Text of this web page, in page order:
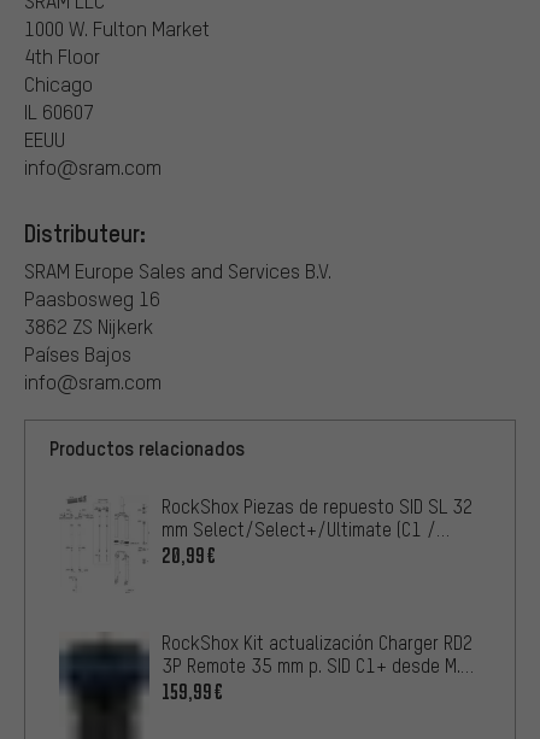
1000 W. Fulton Market
4th Floor
Chicago
IL 60607
EEUU
info@sram.com
Distributeur:
SRAM Europe Sales and Services B.V.
Paasbosweg 16
3862 ZS Nijkerk
Países Bajos
info@sram.com
Productos relacionados
RockShox Piezas de repuesto SID SL 32
mm Select/Select+/Ultimate (C1 /
2021)
20,99€
RockShox Kit actualización Charger RD2
3P Remote 35 mm p. SID C1+ desde M.
2021
159,99€